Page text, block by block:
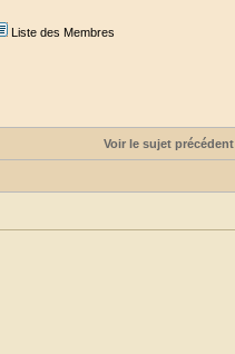
Liste des Membres
Voir le sujet précédent